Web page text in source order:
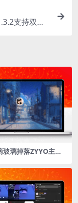
支持双人
玻璃掉落ZYYO主页